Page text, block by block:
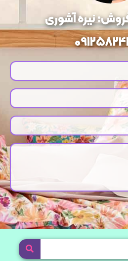
نیره آشوری